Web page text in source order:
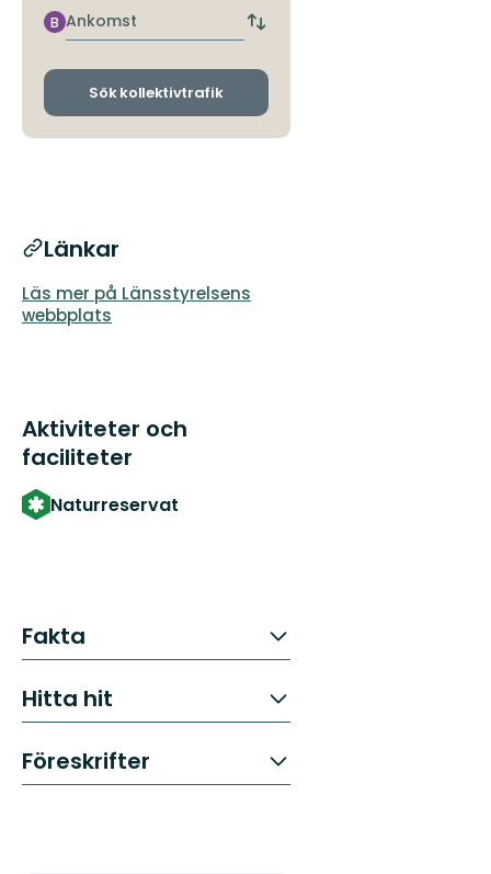
hållplats
Ankomst
B
Byt
och
Sök kollektivtrafik
Länkar
Läs mer på Länsstyrelsens
webbplats
Aktiviteter och
faciliteter
Naturreservat
Fakta
Hitta hit
Föreskrifter